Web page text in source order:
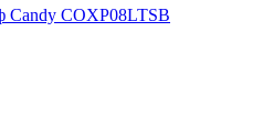
Candy COXP08LTSB